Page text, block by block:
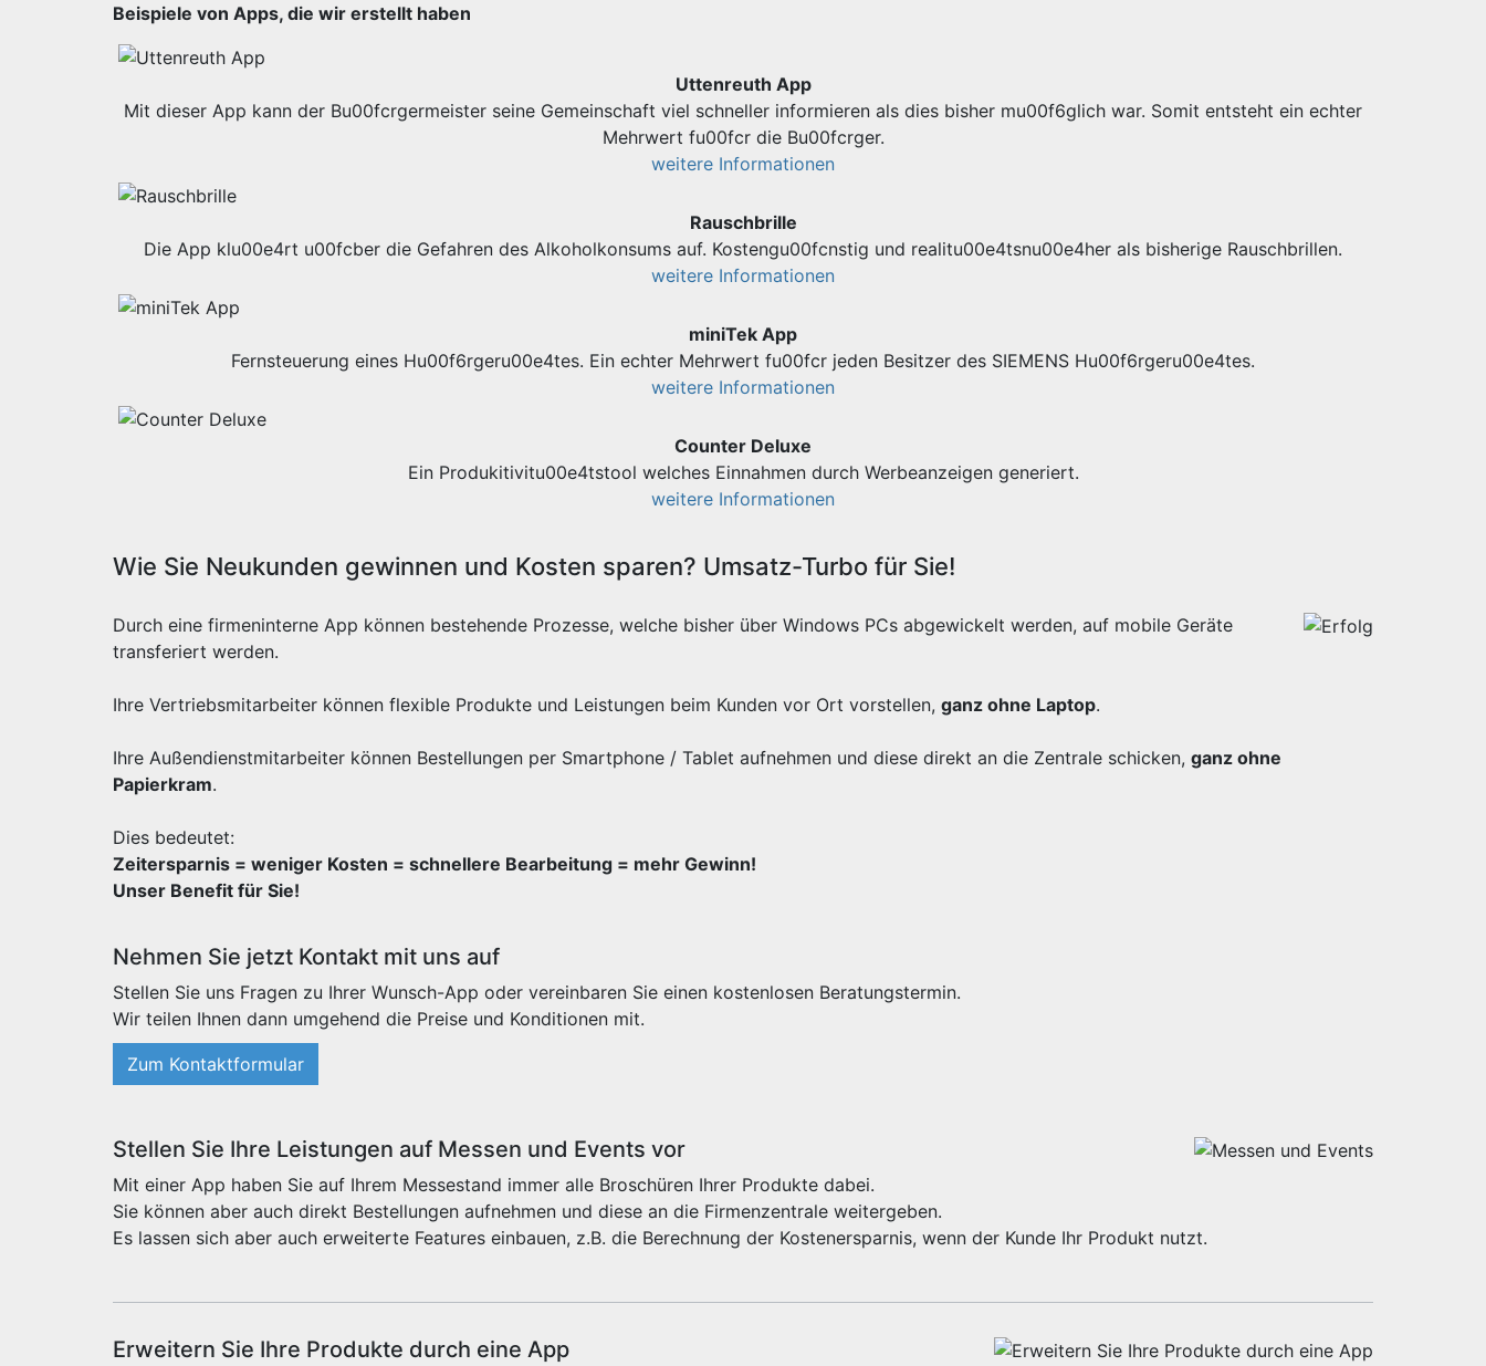
Beispiele von Apps, die wir erstellt haben
Uttenreuth App
Mit dieser App kann der Bu00fcrgermeister seine Gemeinschaft viel schneller informieren als dies bisher mu00f6glich war. Somit entsteht ein echter
Mehrwert fu00fcr die Bu00fcrger.
weitere Informationen
Rauschbrille
Die App klu00e4rt u00fcber die Gefahren des Alkoholkonsums auf. Kostengu00fcnstig und realitu00e4tsnu00e4her als bisherige Rauschbrillen.
weitere Informationen
miniTek App
Fernsteuerung eines Hu00f6rgeru00e4tes. Ein echter Mehrwert fu00fcr jeden Besitzer des SIEMENS Hu00f6rgeru00e4tes.
weitere Informationen
Counter Deluxe
Ein Produkitivitu00e4tstool welches Einnahmen durch Werbeanzeigen generiert.
weitere Informationen
Wie Sie Neukunden gewinnen und Kosten sparen? Umsatz-Turbo für Sie!
Durch eine firmeninterne App können bestehende Prozesse, welche bisher über Windows PCs abgewickelt werden, auf mobile Geräte
transferiert werden.
Ihre Vertriebsmitarbeiter können flexible Produkte und Leistungen beim Kunden vor Ort vorstellen, ganz ohne Laptop.
Ihre Außendienstmitarbeiter können Bestellungen per Smartphone / Tablet aufnehmen und diese direkt an die Zentrale schicken, ganz ohne
Papierkram.
Dies bedeutet:
Zeitersparnis = weniger Kosten = schnellere Bearbeitung = mehr Gewinn!
Unser Benefit für Sie!
Nehmen Sie jetzt Kontakt mit uns auf
Stellen Sie uns Fragen zu Ihrer Wunsch-App oder vereinbaren Sie einen kostenlosen Beratungstermin.
Wir teilen Ihnen dann umgehend die Preise und Konditionen mit.
Zum Kontaktformular
Stellen Sie Ihre Leistungen auf Messen und Events vor
Mit einer App haben Sie auf Ihrem Messestand immer alle Broschüren Ihrer Produkte dabei.
Sie können aber auch direkt Bestellungen aufnehmen und diese an die Firmenzentrale weitergeben.
Es lassen sich aber auch erweiterte Features einbauen, z.B. die Berechnung der Kostenersparnis, wenn der Kunde Ihr Produkt nutzt.
Erweitern Sie Ihre Produkte durch eine App